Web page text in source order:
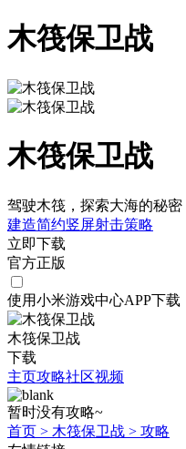
木筏保卫战
木筏保卫战
驾驶木筏，探索大海的秘密
建造简约竖屏射击策略
立即下载
官方正版
使用小米游戏中心APP下载
木筏保卫战
下载
主页攻略社区视频
暂时没有攻略~
首页 > 木筏保卫战 > 攻略